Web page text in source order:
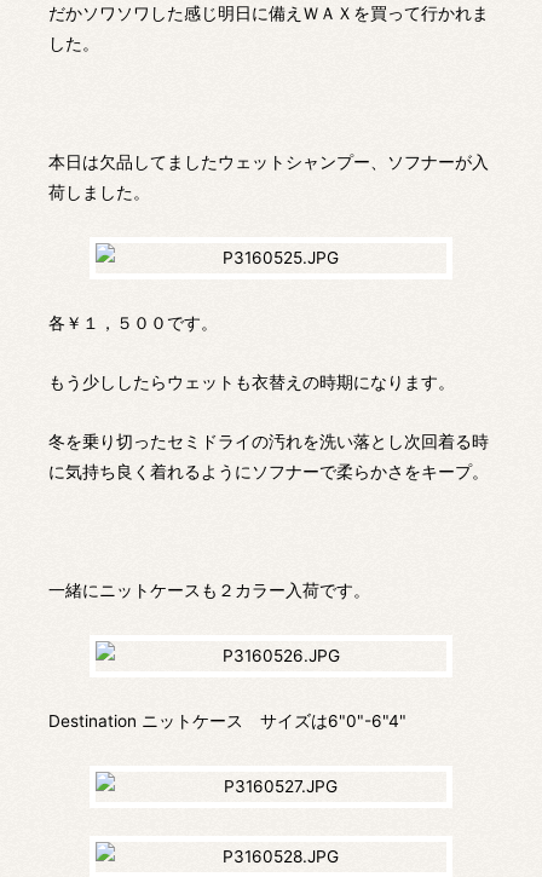
だかソワソワした感じ明日に備えＷＡＸを買って行かれま
した。
本日は欠品してましたウェットシャンプー、ソフナーが入
荷しました。
各￥１，５００です。
もう少ししたらウェットも衣替えの時期になります。
冬を乗り切ったセミドライの汚れを洗い落とし次回着る時
に気持ち良く着れるようにソフナーで柔らかさをキープ。
一緒にニットケースも２カラー入荷です。
Destination ニットケース サイズは6"0"-6"4"